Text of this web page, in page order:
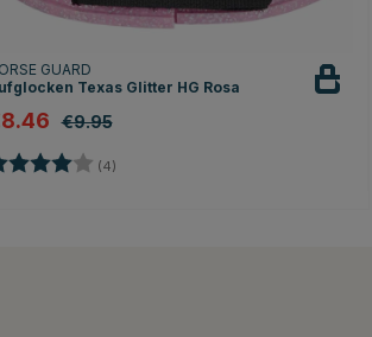
GUARD
Texas Glitter HG Rosa
€9.95
(4)